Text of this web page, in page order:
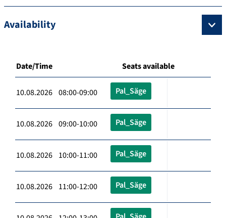
Availability
Date/Time Seats available
10.08.2026 08:00-09:00 Pal_Säge
10.08.2026 09:00-10:00 Pal_Säge
10.08.2026 10:00-11:00 Pal_Säge
10.08.2026 11:00-12:00 Pal_Säge